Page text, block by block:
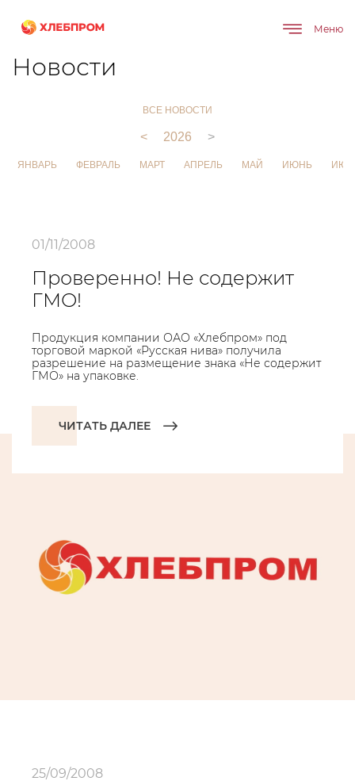
Меню
Главная О компании
Новости
ВСЕ НОВОСТИ
< 2026 >
ЯНВАРЬ ФЕВРАЛЬ МАРТ АПРЕЛЬ МАЙ ИЮНЬ
01/11/2008
Проверенно! Не содержит
ГМО!
Продукция компании ОАО «Хлебпром» под
торговой маркой «Русская нива» получила
разрешение на размещение знака «Не содержит
ГМО» на упаковке.
ЧИТАТЬ ДАЛЕЕ
25/09/2008